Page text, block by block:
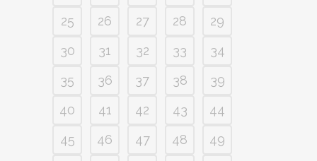
25
26 27 28
29
30
31 32 33
34
35
36 37 38
39
40
41 42 43
44
45
46 47 48
49